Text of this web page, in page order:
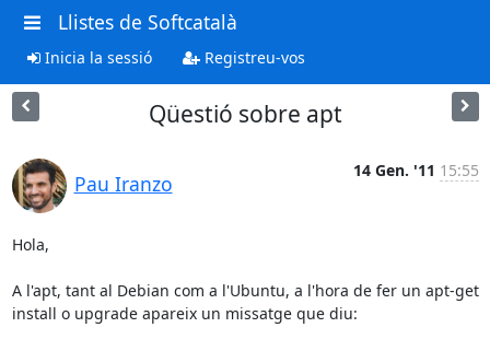
Llistes de Softcatalà
Inicia la sessió Registreu-vos
Qüestió sobre apt
Pau Iranzo
14 Gen. '11 15:55
Hola,
A l'apt, tant al Debian com a l'Ubuntu, a l'hora de fer un apt-get
install o upgrade apareix un missatge que diu: